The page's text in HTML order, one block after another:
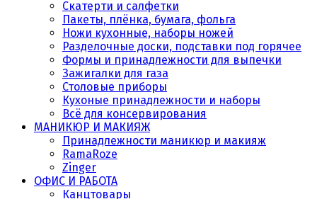
Скатерти и салфетки
Пакеты, плёнка, бумага, фольга
Ножи кухонные, наборы ножей
Разделочные доски, подставки под горячее
Формы и принадлежности для выпечки
Зажигалки для газа
Столовые приборы
Кухоные принадлежности и наборы
Всё для консервирования
МАНИКЮР И МАКИЯЖ
Принадлежности маникюр и макияж
RamaRoze
Zinger
ОФИС И РАБОТА
Канцтовары